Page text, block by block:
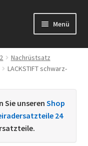
Menü
Nachrüstsatz
LACKSTIFT schwarz-
Sie unseren Shop
24